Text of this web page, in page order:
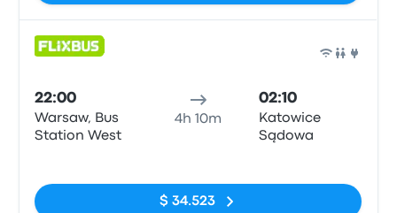
22:00
Warsaw, Bus
Station West
4h 10m
02:10
Katowice
Sądowa
$ 34.523